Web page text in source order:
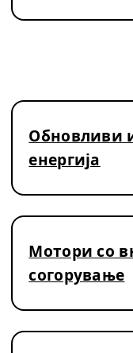
Обновливи
енергија
Мотори со
согорување